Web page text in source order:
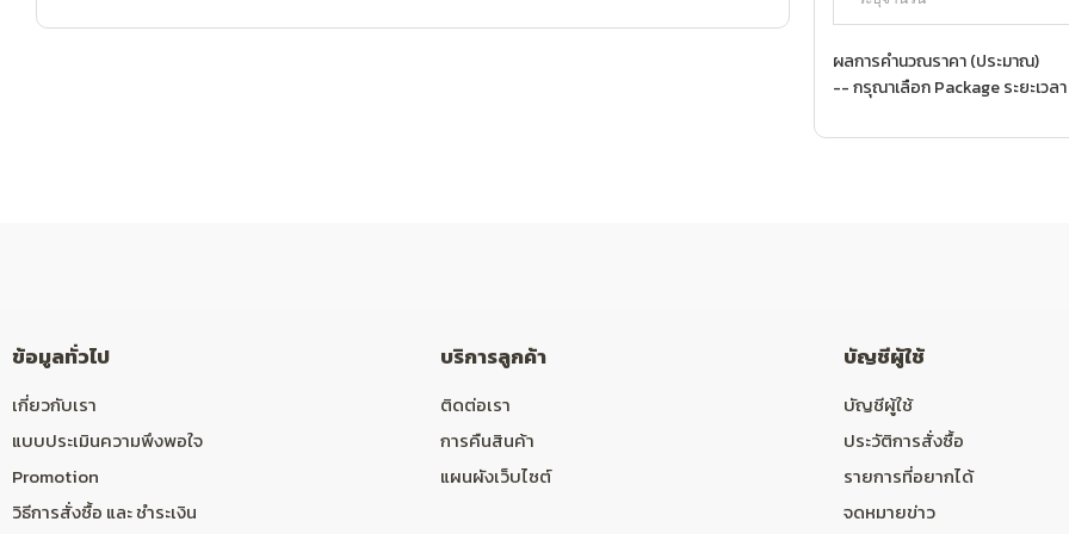
ผลการคำนวณราคา (ประมาณ)
-- กรุณาเลือก Package ระยะเวล
ข้อมูลทั่วไป
เกี่ยวกับเรา
แบบประเมินความพึงพอใจ
Promotion
วิธีการสั่งซื้อ และ ชำระเงิน
บริการลูกค้า
ติดต่อเรา
การคืนสินค้า
แผนผังเว็บไซต์
บัญชีผู้ใช้
บัญชีผู้ใช้
ประวัติการสั่งซื้อ
รายการที่อยากได้
จดหมายข่าว